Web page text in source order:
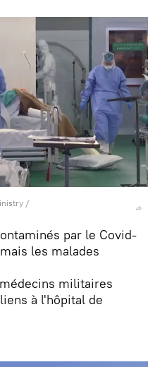
/
par le Covid-
les malades
militaires
à l'hôpital de